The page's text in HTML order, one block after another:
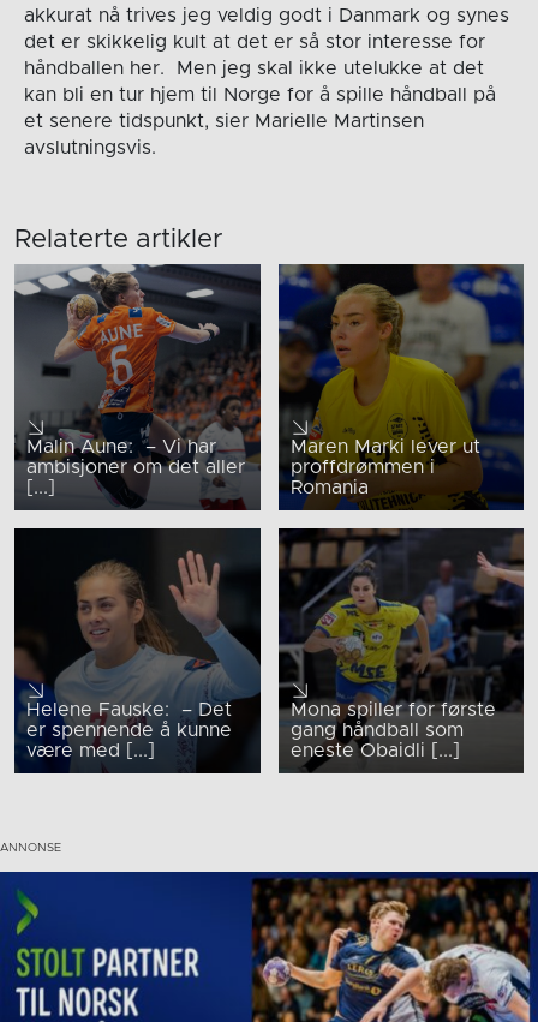
akkurat nå trives jeg veldig godt i Danmark og synes
det er skikkelig kult at det er så stor interesse for
håndballen her. Men jeg skal ikke utelukke at det
kan bli en tur hjem til Norge for å spille håndball på
et senere tidspunkt, sier Marielle Martinsen
avslutningsvis.
Relaterte artikler
Malin Aune: – Vi har
ambisjoner om det aller
[...]
Maren Marki lever ut
proffdrømmen i
Romania
Helene Fauske: – Det
er spennende å kunne
være med [...]
Mona spiller for første
gang håndball som
eneste Obaidli [...]